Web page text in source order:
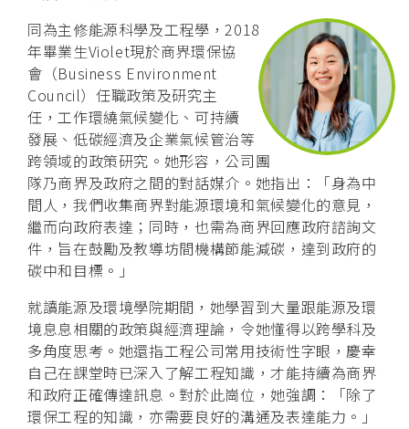
同為主修能源科學及工程學，2018
年畢業生Violet現於商界環保協
會（Business Environment
Council）任職政策及研究主
任，工作環繞氣候變化、可持續
發展、低碳經濟及企業氣候管治等
跨領域的政策研究。她形容，公司團
隊乃商界及政府之間的對話媒介。她指出：「身為中
間人，我們收集商界對能源環境和氣候變化的意見，
繼而向政府表達；同時，也需為商界回應政府諮詢文
件，旨在鼓勵及教導坊間機構節能減碳，達到政府的
碳中和目標。」
就讀能源及環境學院期間，她學習到大量跟能源及環
境息息相關的政策與經濟理論，令她懂得以跨學科及
多角度思考。她還指工程公司常用技術性字眼，慶幸
自己在課堂時已深入了解工程知識，才能持續為商界
和政府正確傳達訊息。對於此崗位，她強調：「除了
環保工程的知識，亦需要良好的溝通及表達能力。」